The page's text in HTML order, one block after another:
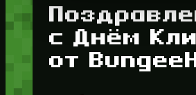
с Днём
от